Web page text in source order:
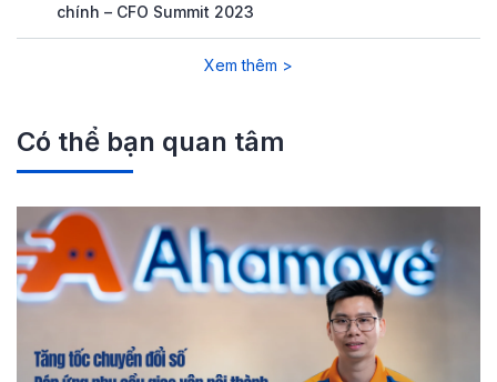
chính – CFO Summit 2023
Xem thêm >
Có thể bạn quan tâm